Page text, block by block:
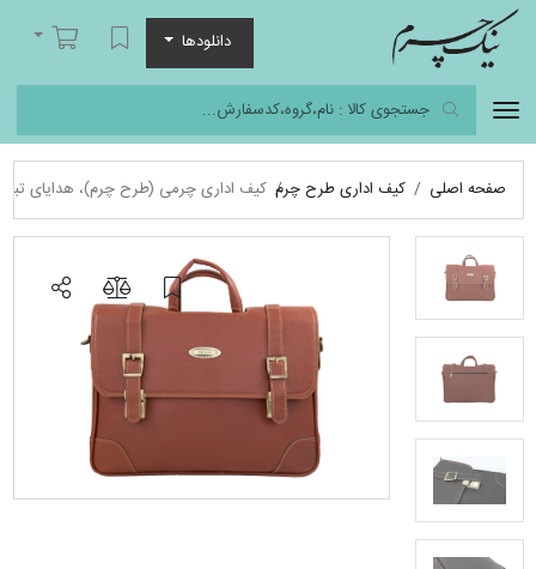
دانلودها
لیست مورد علاقه
سبد خرید
صفحه اصلی کیف اداری طرح چرم کیف اداری چرمی (طرح چرم)، هدایای